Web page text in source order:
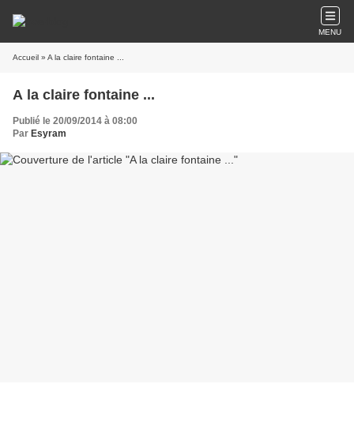
MENU
Accueil » A la claire fontaine ...
A la claire fontaine ...
Publié le 20/09/2014 à 08:00
Par Esyram